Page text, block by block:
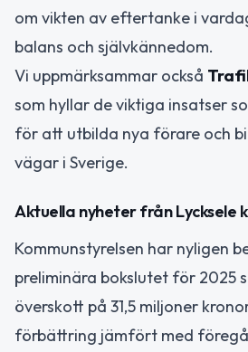
om vikten av eftertanke i
balans och självkännedom.
Vi uppmärksammar också
som hyllar de viktiga insatser
för att utbilda nya förare och
vägar i Sverige.
Aktuella nyheter från Lycksele
Kommunstyrelsen har nyligen
preliminära bokslutet för 2025
överskott på 31,5 miljoner
förbättring jämfört med